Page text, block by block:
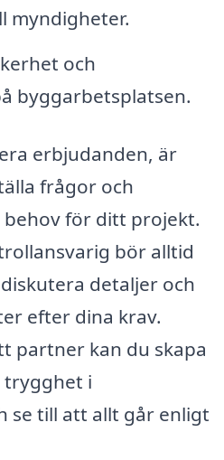
myndigheter.
och
byggarbetsplatsen.
erbjudanden, är
frågor och
för ditt projekt.
bör alltid
detaljer och
efter dina krav.
partner kan du skapa
trygghet i
se till att allt går enligt